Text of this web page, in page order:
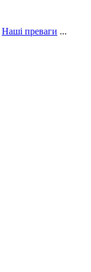
Наші преваги ...